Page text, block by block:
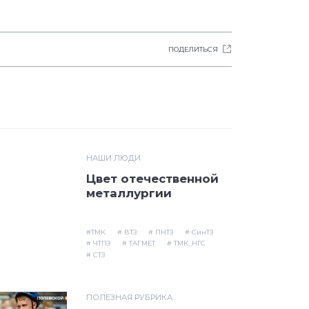
ПОДЕЛИТЬСЯ
НАШИ ЛЮДИ
Цвет отечественной
металлургии
#ТМК # ВТЗ # ПНТЗ
# СинТЗ
# ЧТПЗ
# ТАГМЕТ
# ТМК_НГС
# СТЗ
ПОЛЕЗНАЯ РУБРИКА